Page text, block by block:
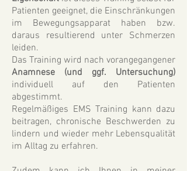
Patienten geeignet, die Einschränkungen
im Bewegungsapparat haben bzw.
daraus resultierend unter Schmerzen
leiden.
Das Training wird nach vorangegangener
Anamnese (und ggf. Untersuchung)
individuell auf den Patienten
abgestimmt.
Regelmäßiges EMS Training kann dazu
beitragen, chronische Beschwerden zu
lindern und wieder mehr Lebensqualität
im Alltag zu erfahren.